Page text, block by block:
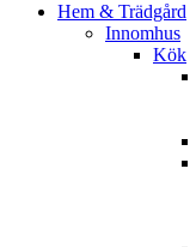
Hem & Trädgård
Innomhus
Kök